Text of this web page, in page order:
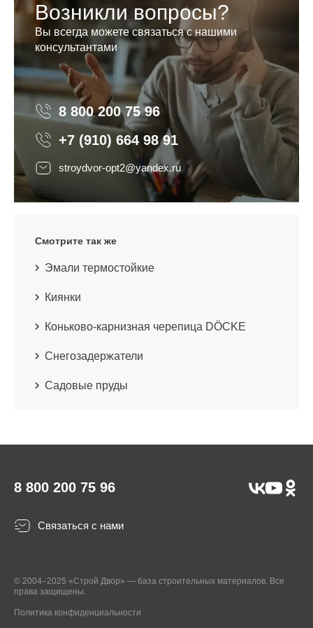
Возникли вопросы?
Вы всегда можете связаться с нашими
консультантами
8 800 200 75 96 8 800 200 75 96
+7 (910) 664 98 91
stroydvor-opt2@yandex.ru
Смотрите так же
Эмали термостойкие
Киянки
Коньково-карнизная черепица DÖCKE
Снегозадержатели
Садовые пруды
8 800 200 75 96
Связаться с нами
© 2004–2025 «Строй Двор» — база строительных материалов. Все
права защищены.
Политика конфиденциальности